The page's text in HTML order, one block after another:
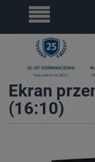
Ekran
(16:10)